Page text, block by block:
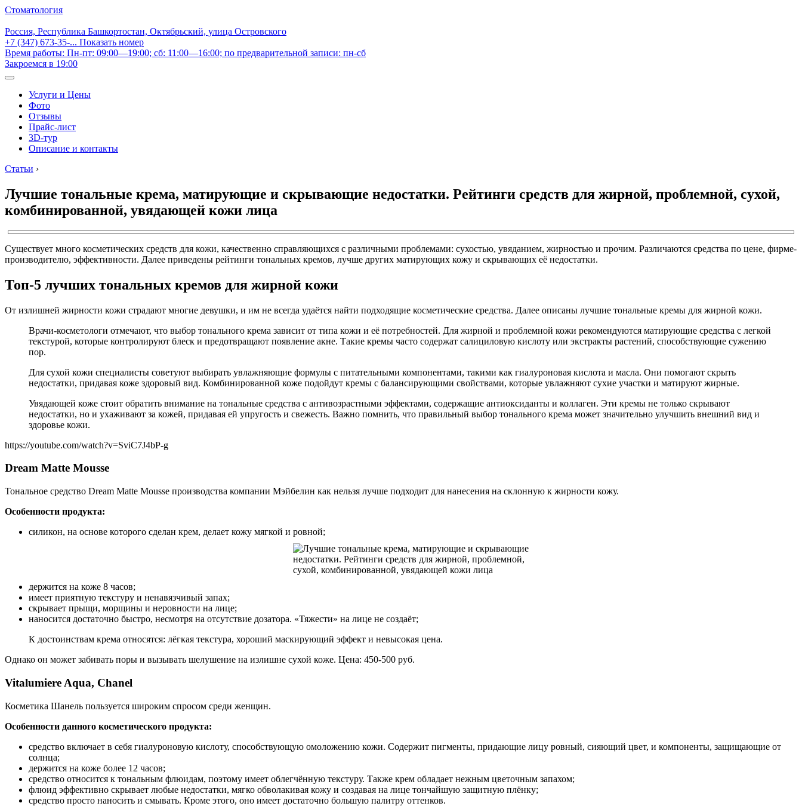
Стоматология
Россия, Республика Башкортостан, Октябрьский, улица Островского
+7 (347) 673-35-... Показать номер
Время работы: Пн-пт: 09:00—19:00; сб: 11:00—16:00; по предварительной записи: пн-сб
Закроемся в 19:00
Услуги и Цены
Фото
Отзывы
Прайс-лист
3D-тур
Описание и контакты
Статьи ›
Лучшие тональные крема, матирующие и скрывающие недостатки. Рейтинги средств для жирной, проблемной, сухой,
комбинированной, увядающей кожи лица
Существует много косметических средств для кожи, качественно справляющихся с различными проблемами: сухостью, увяданием, жирностью и прочим. Различаются средства по цене, фирме-
производителю, эффективности. Далее приведены рейтинги тональных кремов, лучше других матирующих кожу и скрывающих её недостатки.
Топ-5 лучших тональных кремов для жирной кожи
От излишней жирности кожи страдают многие девушки, и им не всегда удаётся найти подходящие косметические средства. Далее описаны лучшие тональные кремы для жирной кожи.
Врачи-косметологи отмечают, что выбор тонального крема зависит от типа кожи и её потребностей. Для жирной и проблемной кожи рекомендуются матирующие средства с легкой
текстурой, которые контролируют блеск и предотвращают появление акне. Такие кремы часто содержат салициловую кислоту или экстракты растений, способствующие сужению
пор.
Для сухой кожи специалисты советуют выбирать увлажняющие формулы с питательными компонентами, такими как гиалуроновая кислота и масла. Они помогают скрыть
недостатки, придавая коже здоровый вид. Комбинированной коже подойдут кремы с балансирующими свойствами, которые увлажняют сухие участки и матируют жирные.
Увядающей коже стоит обратить внимание на тональные средства с антивозрастными эффектами, содержащие антиоксиданты и коллаген. Эти кремы не только скрывают
недостатки, но и ухаживают за кожей, придавая ей упругость и свежесть. Важно помнить, что правильный выбор тонального крема может значительно улучшить внешний вид и
здоровье кожи.
https://youtube.com/watch?v=SviC7J4bP-g
Dream Matte Mousse
Тональное средство Dream Matte Mousse производства компании Мэйбелин как нельзя лучше подходит для нанесения на склонную к жирности кожу.
Особенности продукта:
силикон, на основе которого сделан крем, делает кожу мягкой и ровной;
держится на коже 8 часов;
имеет приятную текстуру и ненавязчивый запах;
скрывает прыщи, морщины и неровности на лице;
наносится достаточно быстро, несмотря на отсутствие дозатора. «Тяжести» на лице не создаёт;
К достоинствам крема относятся: лёгкая текстура, хороший маскирующий эффект и невысокая цена.
Однако он может забивать поры и вызывать шелушение на излишне сухой коже. Цена: 450-500 руб.
Vitalumiere Aqua, Chanel
Косметика Шанель пользуется широким спросом среди женщин.
Особенности данного косметического продукта:
средство включает в себя гиалуроновую кислоту, способствующую омоложению кожи. Содержит пигменты, придающие лицу ровный, сияющий цвет, и компоненты, защищающие от
солнца;
держится на коже более 12 часов;
средство относится к тональным флюидам, поэтому имеет облегчённую текстуру. Также крем обладает нежным цветочным запахом;
флюид эффективно скрывает любые недостатки, мягко обволакивая кожу и создавая на лице тончайшую защитную плёнку;
средство просто наносить и смывать. Кроме этого, оно имеет достаточно большую палитру оттенков.